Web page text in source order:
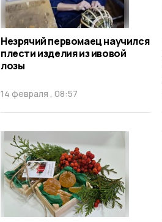
Незрячий первомаец научился
плести изделия из ивовой
лозы
14 февраля , 08:57